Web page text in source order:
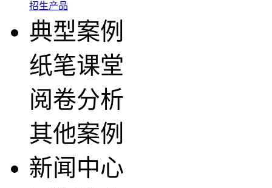
招生产品
典型案例
纸笔课堂
阅卷分析
其他案例
新闻中心